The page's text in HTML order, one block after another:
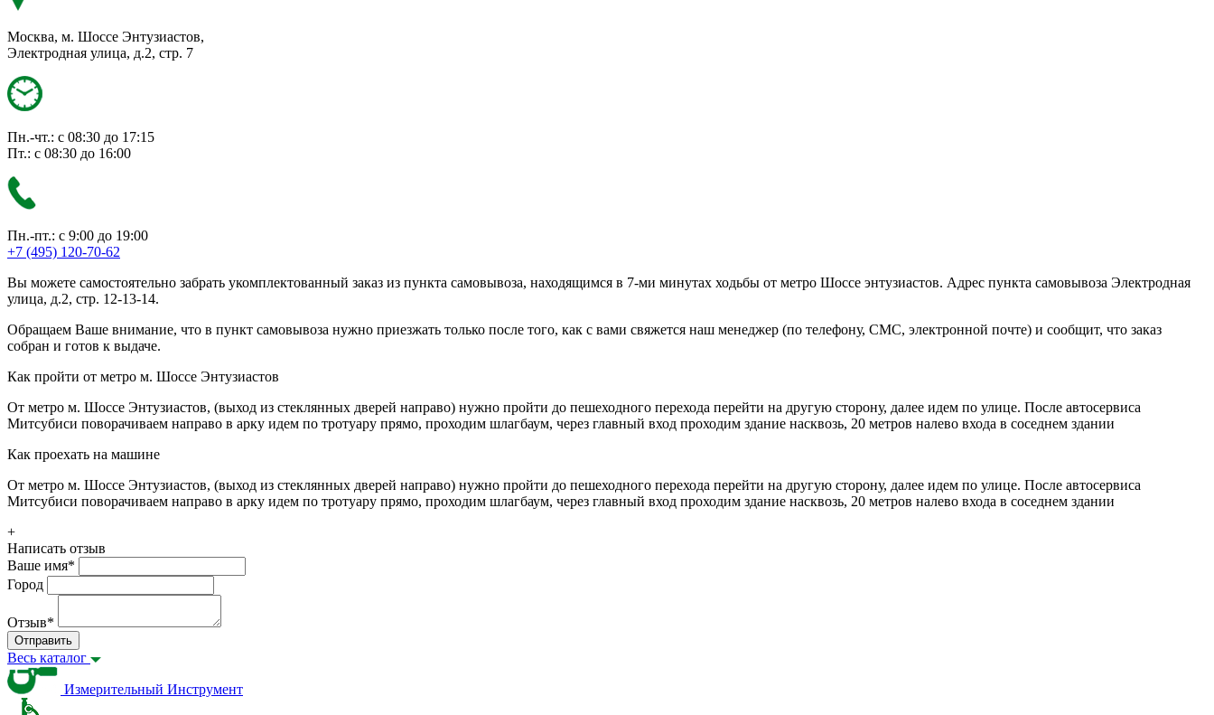
Москва, м. Шоссе Энтузиастов,
Электродная улица, д.2, стр. 7
Пн.-чт.: с 08:30 до 17:15
Пт.: с 08:30 до 16:00
Пн.-пт.: с 9:00 до 19:00
+7 (495) 120-70-62
Вы можете самостоятельно забрать укомплектованный заказ из пункта самовывоза, находящимся в 7-ми минутах ходьбы от метро Шоссе энтузиастов. Адрес пункта самовывоза Электродная
улица, д.2, стр. 12-13-14.
Обращаем Ваше внимание, что в пункт самовывоза нужно приезжать только после того, как с вами свяжется наш менеджер (по телефону, СМС, электронной почте) и сообщит, что заказ
собран и готов к выдаче.
Как пройти от метро м. Шоссе Энтузиастов
От метро м. Шоссе Энтузиастов, (выход из стеклянных дверей направо) нужно пройти до пешеходного перехода перейти на другую сторону, далее идем по улице. После автосервиса
Митсубиси поворачиваем направо в арку идем по тротуару прямо, проходим шлагбаум, через главный вход проходим здание насквозь, 20 метров налево входа в соседнем здании
Как проехать на машине
От метро м. Шоссе Энтузиастов, (выход из стеклянных дверей направо) нужно пройти до пешеходного перехода перейти на другую сторону, далее идем по улице. После автосервиса
Митсубиси поворачиваем направо в арку идем по тротуару прямо, проходим шлагбаум, через главный вход проходим здание насквозь, 20 метров налево входа в соседнем здании
+
Написать отзыв
Ваше имя*
Город
Отзыв*
Отправить
Весь каталог
Измерительный Инструмент